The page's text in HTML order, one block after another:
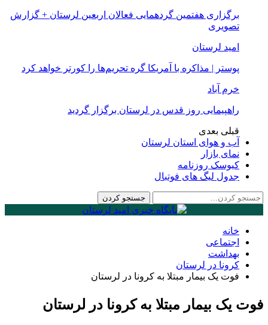
برگزاری هفتمین گردهمایی فعالان اربعین لرستان + گزارش
تصویری
امید لرستان
پوستر | مذاکره با آمریکا گره تحریم‌ها را کورتر خواهد کرد
خرم آباد
راهپیمایی روز قدس در لرستان برگزار گردید
قبلی بعدی
آب و هوای استان لرستان
نمای بازار
کیوسک روزنامه
جدول لیگ های فوتبال
خانه
اجتماعی
بهداشت
کرونا در لرستان
فوت یک بیمار مبتلا به کرونا در لرستان
فوت یک بیمار مبتلا به کرونا در لرستان